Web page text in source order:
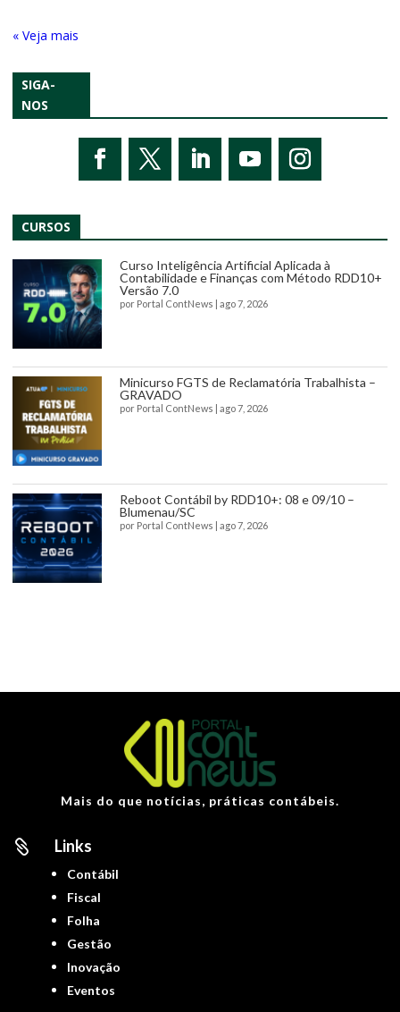
« Entradas Antigas
SIGA-
NOS
CURSOS
Curso Inteligência Artificial Aplicada à
Contabilidade e Finanças com Método RDD10+
Versão 7.0
por Portal ContNews ago 7, 2026
Minicurso FGTS de Reclamatória Trabalhista –
GRAVADO
por Portal ContNews ago 7, 2026
Reboot Contábil by RDD10+: 08 e 09/10 –
Blumenau/SC
por Portal ContNews ago 7, 2026
Mais do que notícias, práticas contábeis.
 Links
Contábil
Fiscal
Folha
Gestão
Inovação
Eventos